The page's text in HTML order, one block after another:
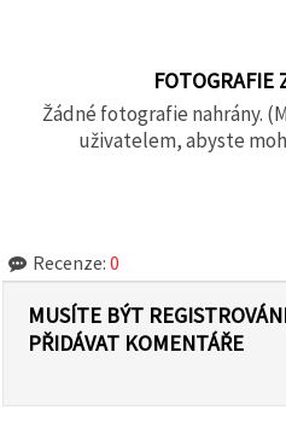
FOTOGRAFIE
Žádné fotografie nahrány.
uživatelem, abyste
Recenze: 0
MUSÍTE BÝT
PŘIDÁVAT KOMENTÁŘE